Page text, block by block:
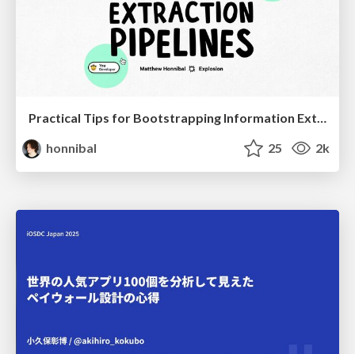
honnibal
25 2k